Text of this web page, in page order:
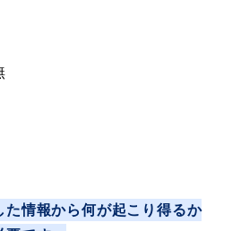
た情報から何が起こり得るか